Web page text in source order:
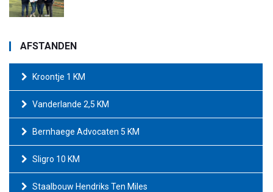
AFSTANDEN
Kroontje 1 KM
Vanderlande 2,5 KM
Bernhaege Advocaten 5 KM
Sligro 10 KM
Staalbouw Hendriks Ten Miles